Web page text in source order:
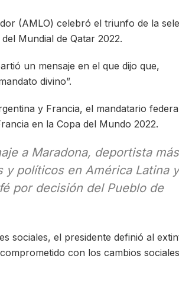
(AMLO) celebró el triunfo de la
Mundial de Qatar 2022.
un mensaje en el que dijo que,
divino”.
y Francia, el mandatario
en la Copa del Mundo 2022.
a Maradona, deportista más
políticos en América Latina y
por decisión del Pueblo de
sociales, el presidente definió al
con los cambios